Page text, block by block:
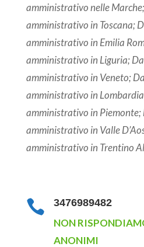
amministrativo nelle
amministrativo in Toscana;
amministrativo in Emilia
amministrativo in Liguria;
amministrativo in Veneto;
amministrativo in
amministrativo in Piemonte;
amministrativo in Valle
amministrativo in Trentino
 3476989482
NON
ANONIMI